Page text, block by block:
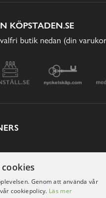
KÖPSTADEN.SE
butik nedan (din
Genom att använda vår
cookiepolicy. Läs mer